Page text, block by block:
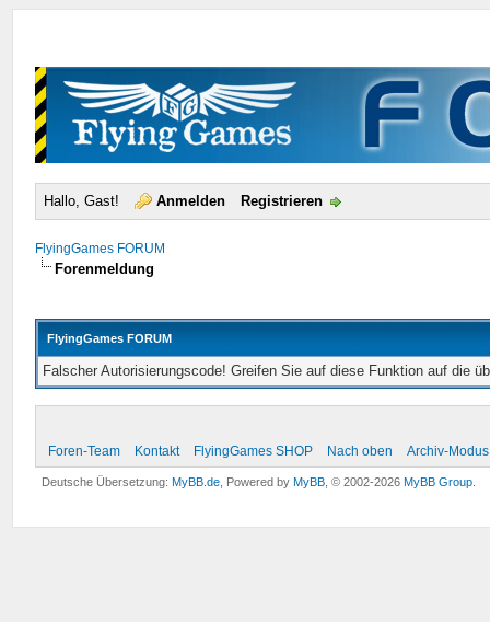
Hallo, Gast! Anmelden Registrieren
FlyingGames FORUM
Forenmeldung
FlyingGames FORUM
Falscher Autorisierungscode! Greifen Sie auf diese Funktion auf die
Foren-Team Kontakt FlyingGames SHOP Nach oben Archiv-Modus
Deutsche Übersetzung:MyBB.de , Powered byMyBB , © 2002-2026MyBB Group